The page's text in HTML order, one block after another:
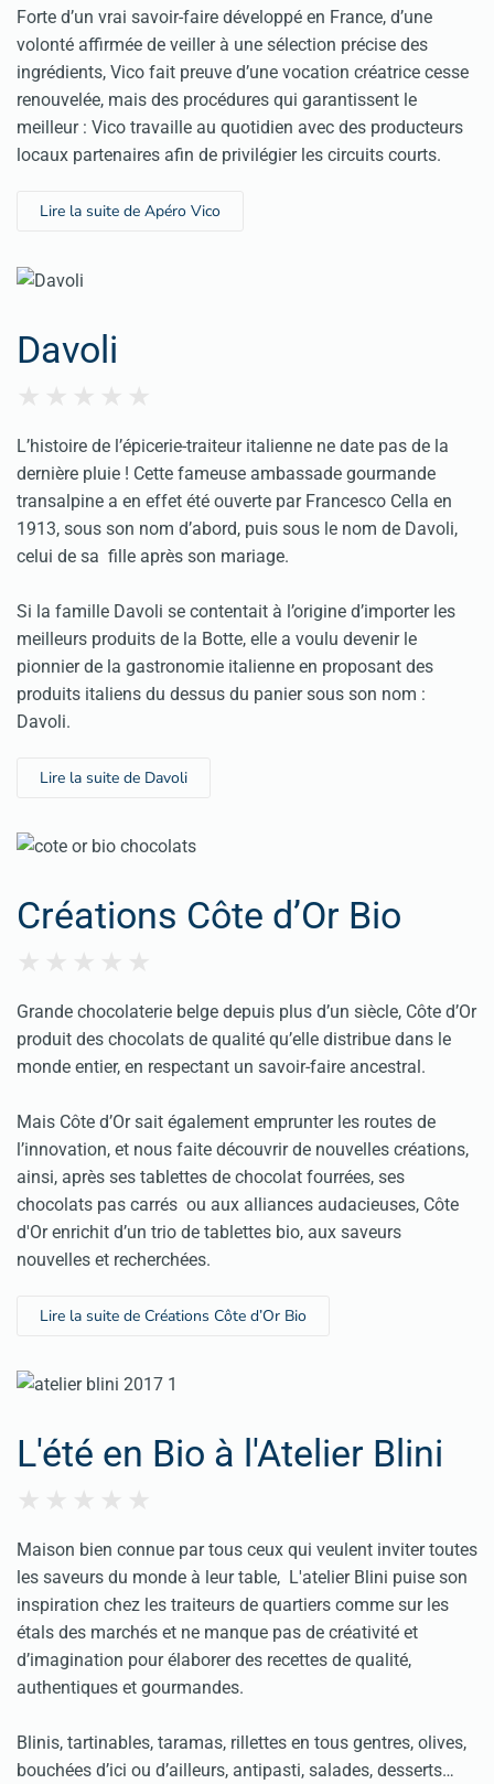
Forte d’un vrai savoir-faire développé en France, d’une
volonté affirmée de veiller à une sélection précise des
ingrédients, Vico fait preuve d’une vocation créatrice cesse
renouvelée, mais des procédures qui garantissent le
meilleur : Vico travaille au quotidien avec des producteurs
locaux partenaires afin de privilégier les circuits courts.
Lire la suite de Apéro Vico
Davoli
L’histoire de l’épicerie-traiteur italienne ne date pas de la
dernière pluie ! Cette fameuse ambassade gourmande
transalpine a en effet été ouverte par Francesco Cella en
1913, sous son nom d’abord, puis sous le nom de Davoli,
celui de sa fille après son mariage.
Si la famille Davoli se contentait à l’origine d’importer les
meilleurs produits de la Botte, elle a voulu devenir le
pionnier de la gastronomie italienne en proposant des
produits italiens du dessus du panier sous son nom :
Davoli.
Lire la suite de Davoli
Créations Côte d’Or Bio
Grande chocolaterie belge depuis plus d’un siècle, Côte d’Or
produit des chocolats de qualité qu’elle distribue dans le
monde entier, en respectant un savoir-faire ancestral.
Mais Côte d’Or sait également emprunter les routes de
l’innovation, et nous faite découvrir de nouvelles créations,
ainsi, après ses tablettes de chocolat fourrées, ses
chocolats pas carrés ou aux alliances audacieuses, Côte
d'Or enrichit d’un trio de tablettes bio, aux saveurs
nouvelles et recherchées.
Lire la suite de Créations Côte d’Or Bio
L'été en Bio à l'Atelier Blini
Maison bien connue par tous ceux qui veulent inviter toutes
les saveurs du monde à leur table, L'atelier Blini puise son
inspiration chez les traiteurs de quartiers comme sur les
étals des marchés et ne manque pas de créativité et
d’imagination pour élaborer des recettes de qualité,
authentiques et gourmandes.
Blinis, tartinables, taramas, rillettes en tous gentres, olives,
bouchées d’ici ou d’ailleurs, antipasti, salades, desserts…